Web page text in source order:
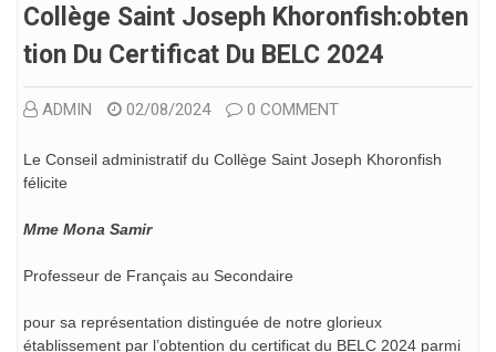
Collège Saint Joseph Khoronfish:obten
Tion Du Certificat Du BELC 2024
ADMIN 02/08/2024 0 COMMENT
Le Conseil administratif du Collège Saint Joseph Khoronfish
félicite
Mme Mona Samir
Professeur de Français au Secondaire
pour sa représentation distinguée de notre glorieux
établissement par l’obtention du certificat du BELC 2024 parmi